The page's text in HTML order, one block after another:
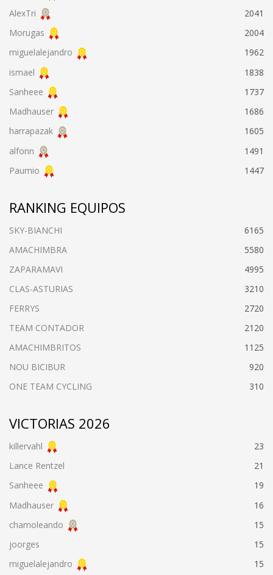
AlexTri
2041
Morugas
2004
miguelalejandro
1962
ismael
1838
Sanheee
1737
Madhauser
1686
harrapazak
1605
alfonn
1491
Paumio
1447
RANKING EQUIPOS
SKY-BIANCHI
6165
AMACHIMBRA
5580
ZAPARAMAVI
4995
CLAS-ASTURIAS
3210
FERRYS
2720
TEAM CONTADOR
2120
AMACHIMBRITOS
1125
NOU BICIBUR
920
ONE TEAM CYCLING
310
VICTORIAS 2026
killervahl
23
Lance Rentzel
21
Sanheee
19
Madhauser
16
chamoleando
15
joorges
15
miguelalejandro
15